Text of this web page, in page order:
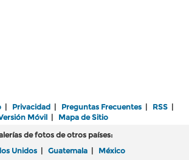
| Privacidad | Preguntas Frecuentes | RSS |
Móvil| Mapa de Sitio
de fotos de otros países:
Unidos | Guatemala | México